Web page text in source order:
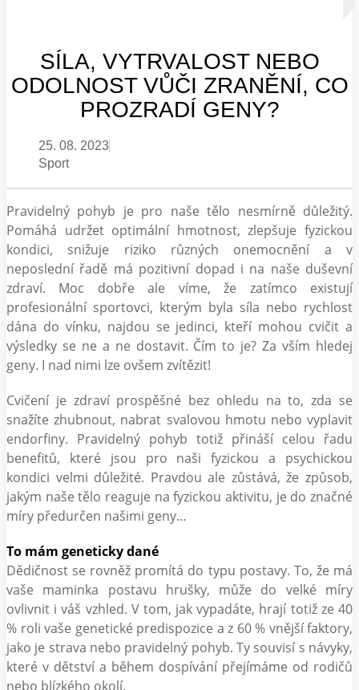
SÍLA, VYTRVALOST NEBO
ODOLNOST VŮČI ZRANĚNÍ, CO
PROZRADÍ GENY?
25. 08. 2023
Sport
Pravidelný pohyb je pro naše tělo nesmírně důležitý.
Pomáhá udržet optimální hmotnost, zlepšuje fyzickou
kondici, snižuje riziko různých onemocnění a v
neposlední řadě má pozitivní dopad i na naše duševní
zdraví. Moc dobře ale víme, že zatímco existují
profesionální sportovci, kterým byla síla nebo rychlost
dána do vínku, najdou se jedinci, kteří mohou cvičit a
výsledky se ne a ne dostavit. Čím to je? Za vším hledej
geny. I nad nimi lze ovšem zvítězit!
Cvičení je zdraví prospěšné bez ohledu na to, zda se
snažíte zhubnout, nabrat svalovou hmotu nebo vyplavit
endorfiny. Pravidelný pohyb totiž přináší celou řadu
benefitů, které jsou pro naši fyzickou a psychickou
kondici velmi důležité. Pravdou ale zůstává, že způsob,
jakým naše tělo reaguje na fyzickou aktivitu, je do značné
míry předurčen našimi geny…
To mám geneticky dané
Dědičnost se rovněž promítá do typu postavy. To, že má
vaše maminka postavu hrušky, může do velké míry
ovlivnit i váš vzhled. V tom, jak vypadáte, hrají totiž ze 40
% roli vaše genetické predispozice a z 60 % vnější faktory,
jako je strava nebo pravidelný pohyb. Ty souvisí s návyky,
které v dětství a během dospívání přejímáme od rodičů
nebo blízkého okolí.